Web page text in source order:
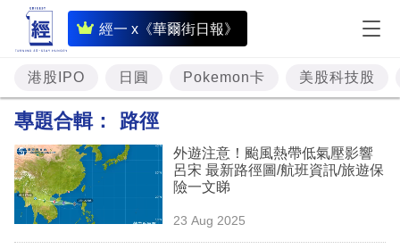
經一 x《華爾街日報》
即
時
財
經
題
資
港股IPO 日圓 Pokemon卡 美股科技股
專題合輯： 路徑
外遊注意！颱風熱帶低氣壓影響
呂宋 最新路徑圖/航班資訊/旅遊保
險一文睇
23 Aug 2025